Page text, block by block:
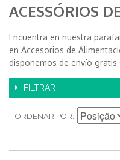
ACESSÓRIOS
Encuentra en nuestra
en Accesorios de
disponemos de envío gratis
FILTRAR
ORDENAR POR